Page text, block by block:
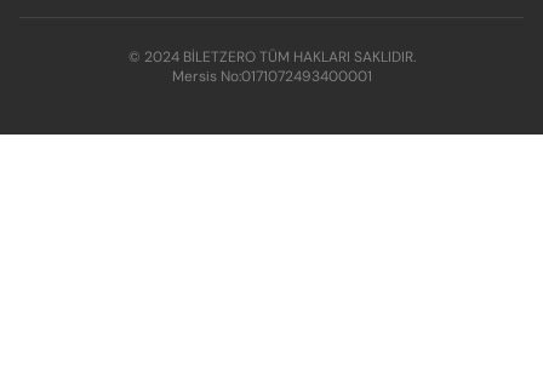
© 2024 BİLETZERO TÜM HAKLARI SAKLIDIR.
Mersis No:0171072493400001